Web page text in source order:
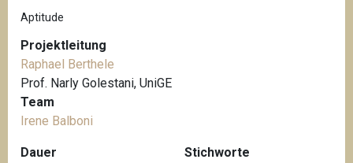
i
a
t
i
o
n
Aptitude
Projektleitung
Raphael Berthele
Prof. Narly Golestani, UniGE
Team
Irene Balboni
Dauer
Stichworte